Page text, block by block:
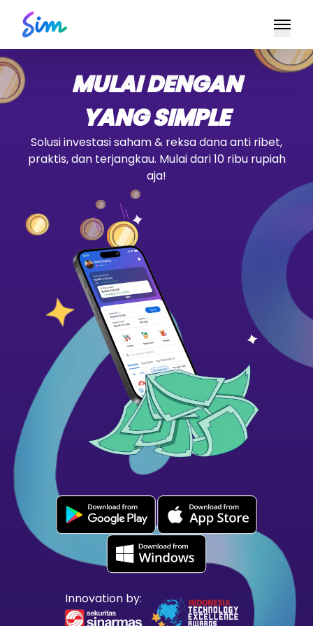
MULAI DENGAN
YANG SIMPLE
Solusi investasi saham & reksa dana anti ribet,
praktis, dan terjangkau. Mulai dari 10 ribu rupiah
aja!
Innovation by: